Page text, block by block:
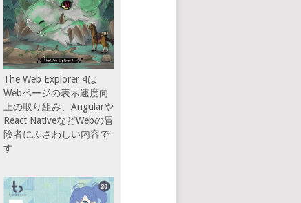
The Web Explorer 4は
Webページの表示速度向
上の取り組み、Angularや
React NativeなどWebの冒
険者にふさわしい内容で
す